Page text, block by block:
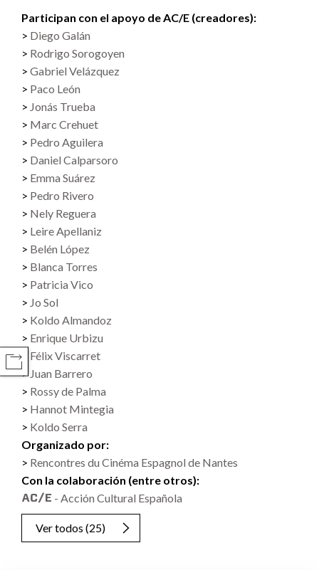
COMPARTIR
Participan con el apoyo de AC/E (creadores):
Diego Galán
Rodrigo Sorogoyen
Gabriel Velázquez
Paco León
Jonás Trueba
Marc Crehuet
Pedro Aguilera
Daniel Calparsoro
Emma Suárez
Pedro Rivero
Nely Reguera
Leire Apellaniz
Belén López
Blanca Torres
Patricia Vico
Jo Sol
Koldo Almandoz
Enrique Urbizu
Félix Viscarret
Juan Barrero
Rossy de Palma
Hannot Mintegia
Koldo Serra
Organizado por:
Rencontres du Cinéma Espagnol de Nantes
Con la colaboración (entre otros):
- Acción Cultural Española
Ver todos (25)